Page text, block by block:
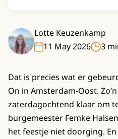
Lotte Keuzenkamp
11 May 2026
3
Dat is precies wat er
On in Amsterdam-Oost.
zaterdagochtend klaar om
burgemeester Femke
het feestje niet doorging.